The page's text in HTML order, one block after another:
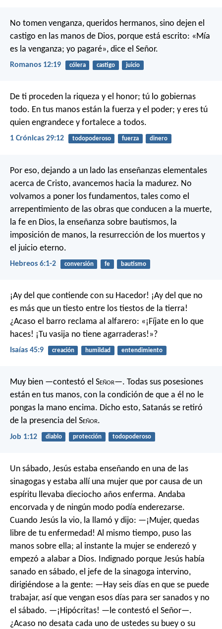
No tomen venganza, queridos hermanos, sino dejen el
castigo en las manos de Dios, porque está escrito: «Mía
es la venganza; yo pagaré», dice el Señor.
Romanos 12:19 cólera castigo juicio
De ti proceden la riqueza y el honor; tú lo gobiernas
todo. En tus manos están la fuerza y el poder; y eres tú
quien engrandece y fortalece a todos.
1 Crónicas 29:12 todopoderoso fuerza dinero
Por eso, dejando a un lado las enseñanzas elementales
acerca de Cristo, avancemos hacia la madurez. No
volvamos a poner los fundamentos, tales como el
arrepentimiento de las obras que conducen a la muerte,
la fe en Dios, la enseñanza sobre bautismos, la
imposición de manos, la resurrección de los muertos y
el juicio eterno.
Hebreos 6:1-2 conversión fe bautismo
¡Ay del que contiende con su Hacedor! ¡Ay del que no
es más que un tiesto entre los tiestos de la tierra!
¿Acaso el barro reclama al alfarero: «¡Fíjate en lo que
haces! ¡Tu vasija no tiene agarraderas!»?
Isaías 45:9 creación humildad entendimiento
Muy bien —contestó el Señor—. Todas sus posesiones
están en tus manos, con la condición de que a él no le
pongas la mano encima. Dicho esto, Satanás se retiró
de la presencia del Señor.
Job 1:12 diablo protección todopoderoso
Un sábado, Jesús estaba enseñando en una de las
sinagogas y estaba allí una mujer que por causa de un
espíritu llevaba dieciocho años enferma. Andaba
encorvada y de ningún modo podía enderezarse.
Cuando Jesús la vio, la llamó y dijo: —¡Mujer, quedas
libre de tu enfermedad! Al mismo tiempo, puso las
manos sobre ella; al instante la mujer se enderezó y
empezó a alabar a Dios. Indignado porque Jesús había
sanado en sábado, el jefe de la sinagoga intervino,
dirigiéndose a la gente: —Hay seis días en que se puede
trabajar, así que vengan esos días para ser sanados y no
el sábado. —¡Hipócritas! —le contestó el Señor—.
¿Acaso no desata cada uno de ustedes su buey o su